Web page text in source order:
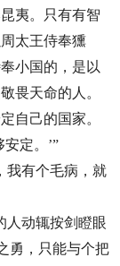
夷。只有有智
太王侍奉獯
小国的，是以
畏天命的人。
自己的国家。
定。’”
有个毛病，就
动辄按剑瞪眼
勇，只能与个把